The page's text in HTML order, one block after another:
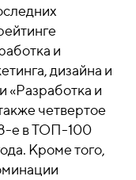
и
дизайна и
«Разработка и
четвертое
е в ТОП-100
Кроме того,